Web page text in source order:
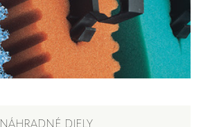
NÁHRADNÉ DIELY